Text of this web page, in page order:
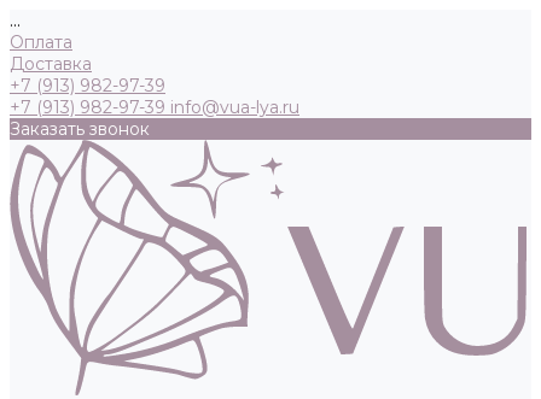
...
Оплата
Доставка
+7 (913) 982-97-39
+7 (913) 982-97-39 info@vua-lya.ru
Заказать звонок